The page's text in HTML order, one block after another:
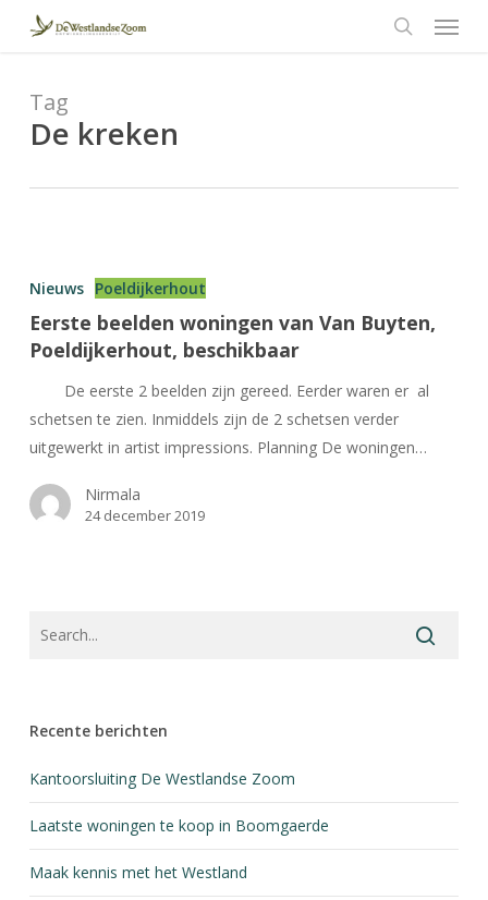
content
Menu
Tag
De kreken
beelden
woningen
van
Van
Buyten,
Poeldijkerhout,
beschikbaar
Nieuws Poeldijkerhout
Eerste beelden woningen van Van Buyten,
Poeldijkerhout, beschikbaar
De eerste 2 beelden zijn gereed. Eerder waren er al
schetsen te zien. Inmiddels zijn de 2 schetsen verder
uitgewerkt in artist impressions. Planning De woningen…
Nirmala
24 december 2019
Recente berichten
Kantoorsluiting De Westlandse Zoom
Laatste woningen te koop in Boomgaerde
Maak kennis met het Westland